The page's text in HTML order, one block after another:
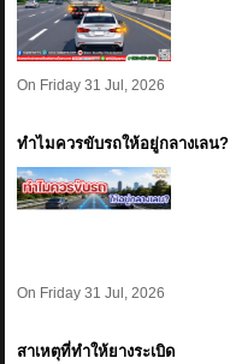
On Friday 31 Jul, 2026
ทำไมควรขับรถให้อยู่กลางเลน?
On Friday 31 Jul, 2026
สาเหตุที่ทำให้ยางระเบิด